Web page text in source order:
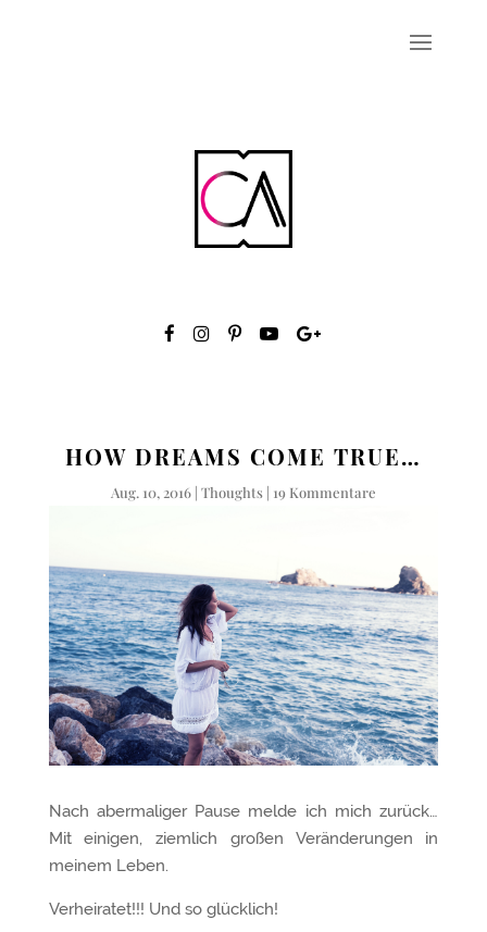
HOW DREAMS COME TRUE…
Aug. 10, 2016| Thoughts| 19 Kommentare
Nach abermaliger Pause melde ich mich zurück…
Mit einigen, ziemlich großen Veränderungen in
meinem Leben.
Verheiratet!!! Und so glücklich!